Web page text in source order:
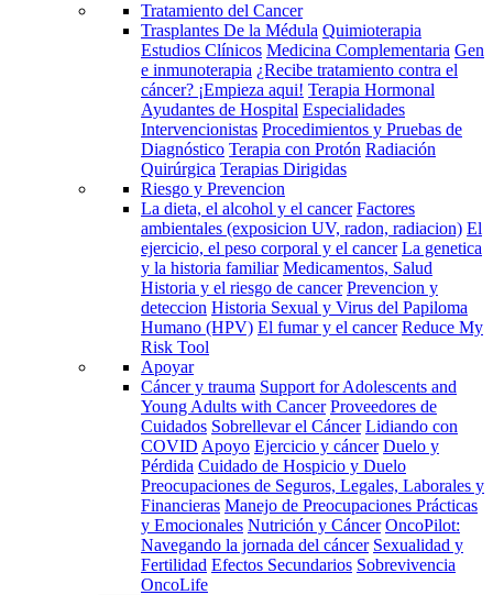
Tratamiento del Cancer
Trasplantes De la Médula Quimioterapia
Estudios Clínicos Medicina Complementaria Gen
e inmunoterapia ¿Recibe tratamiento contra el
cáncer? ¡Empieza aqui! Terapia Hormonal
Ayudantes de Hospital Especialidades
Intervencionistas Procedimientos y Pruebas de
Diagnóstico Terapia con Protón Radiación
Quirúrgica Terapias Dirigidas
Riesgo y Prevencion
La dieta, el alcohol y el cancer Factores
ambientales (exposicion UV, radon, radiacion) El
ejercicio, el peso corporal y el cancer La genetica
y la historia familiar Medicamentos, Salud
Historia y el riesgo de cancer Prevencion y
deteccion Historia Sexual y Virus del Papiloma
Humano (HPV) El fumar y el cancer Reduce My
Risk Tool
Apoyar
Cáncer y trauma Support for Adolescents and
Young Adults with Cancer Proveedores de
Cuidados Sobrellevar el Cáncer Lidiando con
COVID Apoyo Ejercicio y cáncer Duelo y
Pérdida Cuidado de Hospicio y Duelo
Preocupaciones de Seguros, Legales, Laborales y
Financieras Manejo de Preocupaciones Prácticas
y Emocionales Nutrición y Cáncer OncoPilot:
Navegando la jornada del cáncer Sexualidad y
Fertilidad Efectos Secundarios Sobrevivencia
OncoLife